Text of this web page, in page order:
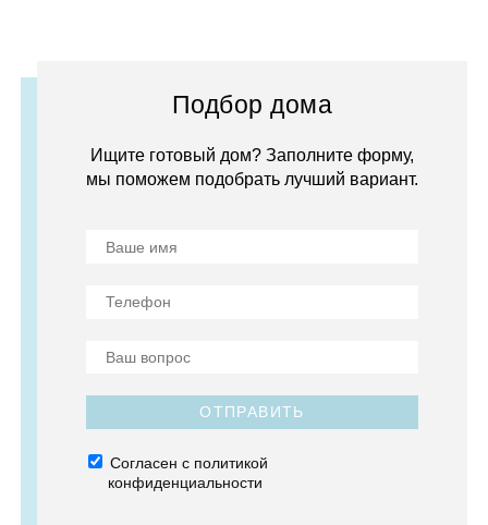
Подбор дома
Ищите готовый дом? Заполните форму,
мы поможем подобрать лучший вариант.
ОТПРАВИТЬ
Согласен с политикой
конфиденциальности